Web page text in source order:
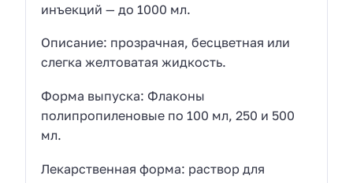
инъекций — до 1000 мл.
Описание: прозрачная, бесцветная или
слегка желтоватая жидкость.
Форма выпуска: Флаконы
полипропиленовые по 100 мл, 250 и 500
мл.
Лекарственная форма: раствор для